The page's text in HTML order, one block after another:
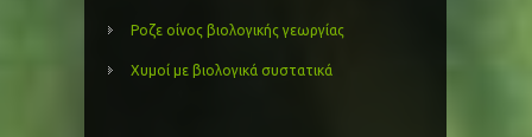
Ροζε οίνος βιολογικής γεωργίας
Χυμοί με βιολογικά συστατικά